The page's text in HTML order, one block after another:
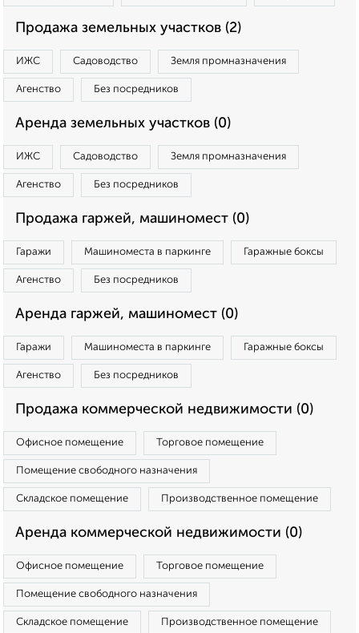
Продажа земельных участков (2)
ИЖС Садоводство Земля промназначения
Агенство Без посредников
Аренда земельных участков (0)
ИЖС Садоводство Земля промназначения
Агенство Без посредников
Продажа гаржей, машиномест (0)
Гаражи Машиноместа в паркинге Гаражные боксы
Агенство Без посредников
Аренда гаржей, машиномест (0)
Гаражи Машиноместа в паркинге Гаражные боксы
Агенство Без посредников
Продажа коммерческой недвижимости (0)
Офисное помещение Торговое помещение
Помещение свободного назначения
Складское помещение Производственное помещение
Аренда коммерческой недвижимости (0)
Офисное помещение Торговое помещение
Помещение свободного назначения
Складское помещение Производственное помещение